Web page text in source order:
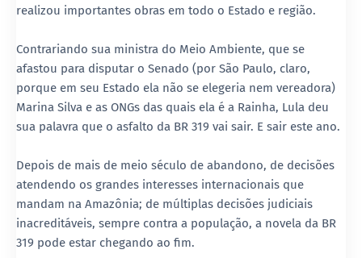
realizou importantes obras em todo o Estado e região.
Contrariando sua ministra do Meio Ambiente, que se
afastou para disputar o Senado (por São Paulo, claro,
porque em seu Estado ela não se elegeria nem vereadora)
Marina Silva e as ONGs das quais ela é a Rainha, Lula deu
sua palavra que o asfalto da BR 319 vai sair. E sair este ano.
Depois de mais de meio século de abandono, de decisões
atendendo os grandes interesses internacionais que
mandam na Amazônia; de múltiplas decisões judiciais
inacreditáveis, sempre contra a população, a novela da BR
319 pode estar chegando ao fim.